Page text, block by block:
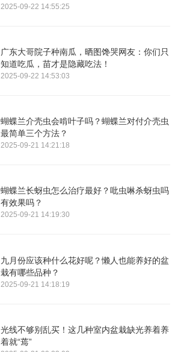
2025-09-22 14:55:25
广东大哥院子种南瓜，晒图馋哭网友：你们只
知道吃瓜，苗才是隐藏吃法！
2025-09-22 14:53:03
蝴蝶兰介壳虫会啃叶子吗？蝴蝶兰对付介壳虫
最简单三个方法？
2025-09-21 14:21:18
蝴蝶兰长蚜虫怎么治疗最好？吡虫啉杀蚜虫吗
有效果吗？
2025-09-21 14:19:30
九月份应该种什么花好呢？懒人也能养好的盆
栽有哪些品种？
2025-09-21 14:18:19
光线不够别乱买！这几种室内盆栽缺光养着养
着就“蔫”